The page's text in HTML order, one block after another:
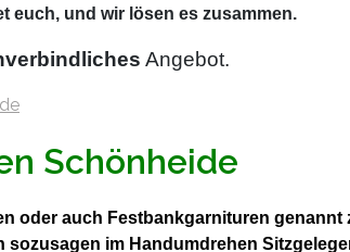
euch, und wir lösen es zusammen.
Angebot.
Schönheide
oder auch Festbankgarnituren
im Handumdrehen